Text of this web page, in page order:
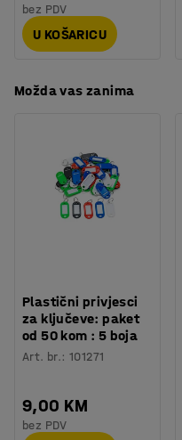
bez PDV
U KOŠARICU
Možda vas zanima
Plastični privjesci
za ključeve: paket
od 50 kom : 5 boja
Art. br.:101271
9,00 KM
bez PDV